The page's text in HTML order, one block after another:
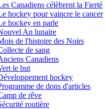
Canadiens célèbrent la Fierté
hockey pour vaincre le cancer
hockey en parle
An lunaire
de l'histoire des Noirs
de sang
Canadiens
le but
hockey
de dons d'articles
de rêve
routière